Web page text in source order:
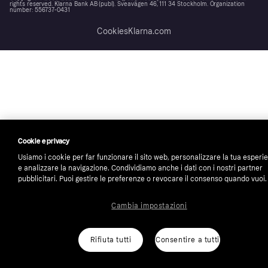
rights reserved. Klarna Bank AB (publ). Sveavägen 46, 111 34 Stockholm. Organization
number: 556737-0431
CookiesKlarna.com
Cookie e privacy
Usiamo i cookie per far funzionare il sito web, personalizzare la tua
e analizzare la navigazione. Condividiamo anche i dati con i nostri partner
pubblicitari. Puoi gestire le preferenze o revocare il consenso quando vuoi.
Rifiuta tutti Consentire a tutti
Cambia impostazioni